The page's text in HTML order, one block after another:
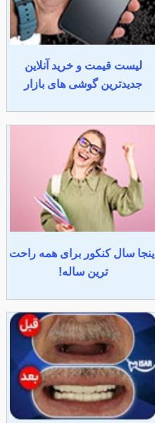
لیست قیمت و خرید آنلاین
جدیدترین گوشی های بازار
اینجا سال کنکور برای همه راحت
ترین ساله!